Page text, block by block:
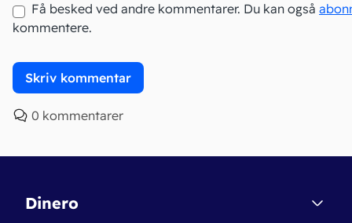
Få besked ved andre kommentarer. Du kan også
kommentere.
0 kommentarer
Dinero